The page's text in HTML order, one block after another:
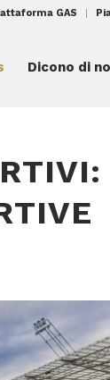
GAS
Dicono di